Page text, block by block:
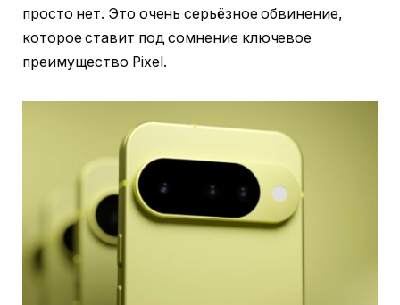
просто нет. Это очень серьёзное обвинение,
которое ставит под сомнение ключевое
преимущество Pixel.